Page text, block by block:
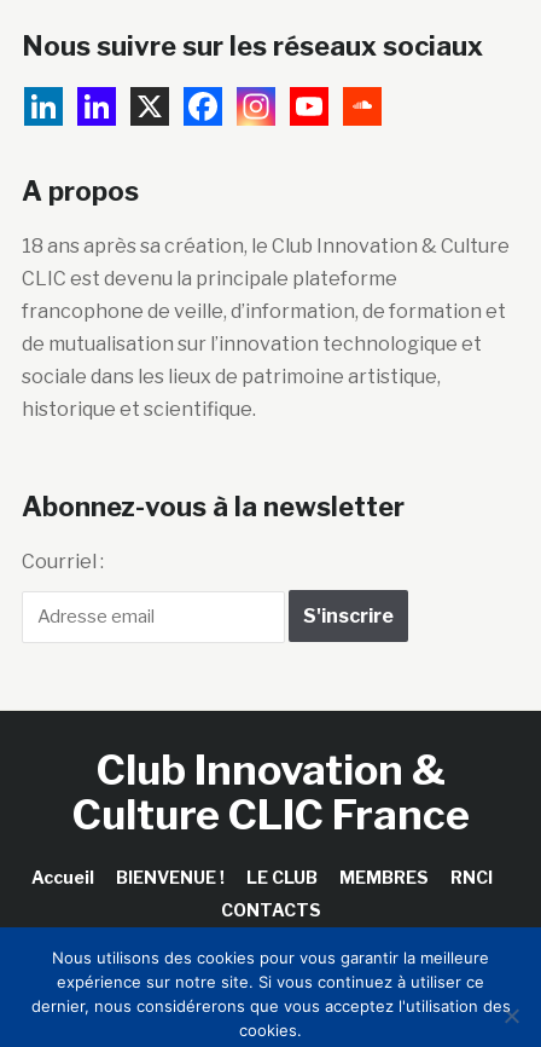
Nous suivre sur les réseaux sociaux
A propos
18 ans après sa création, le Club Innovation & Culture
CLIC est devenu la principale plateforme
francophone de veille, d’information, de formation et
de mutualisation sur l’innovation technologique et
sociale dans les lieux de patrimoine artistique,
historique et scientifique.
Abonnez-vous à la newsletter
Courriel :
Club Innovation &
Culture CLIC France
Accueil BIENVENUE ! LE CLUB MEMBRES
RNCI
CONTACTS
Copyright © 2026 Club Innovation & Culture CLIC France /
Sinapses Conseils
Nous utilisons des cookies pour vous garantir la meilleure
expérience sur notre site. Si vous continuez à utiliser ce
dernier, nous considérerons que vous acceptez l'utilisation des
cookies.